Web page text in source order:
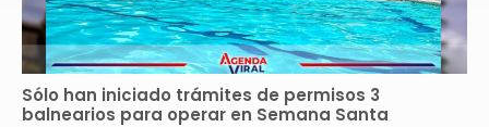
Sólo han iniciado trámites de permisos 3
balnearios para operar en Semana Santa